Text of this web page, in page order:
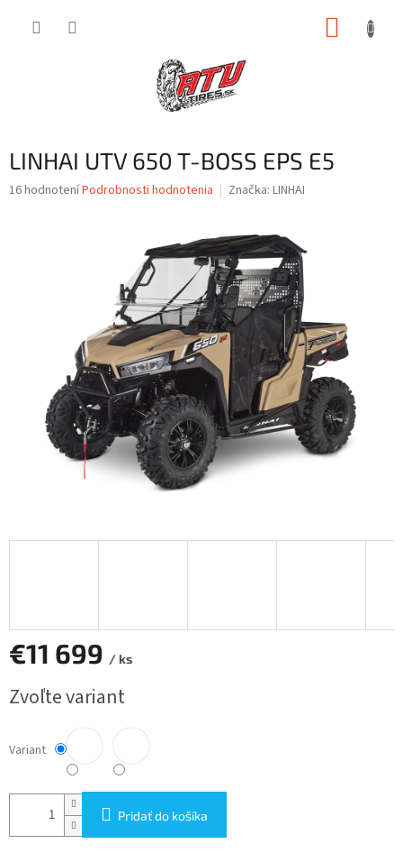
LINHAI UTV 650 T-BOSS EPS E5
Priemerné
16 hodnoteníPodrobnosti hodnotenia Značka: LINHAI
€11 699 / ks
cena:
Zvoľte variant
Variant
Pridať do košíka